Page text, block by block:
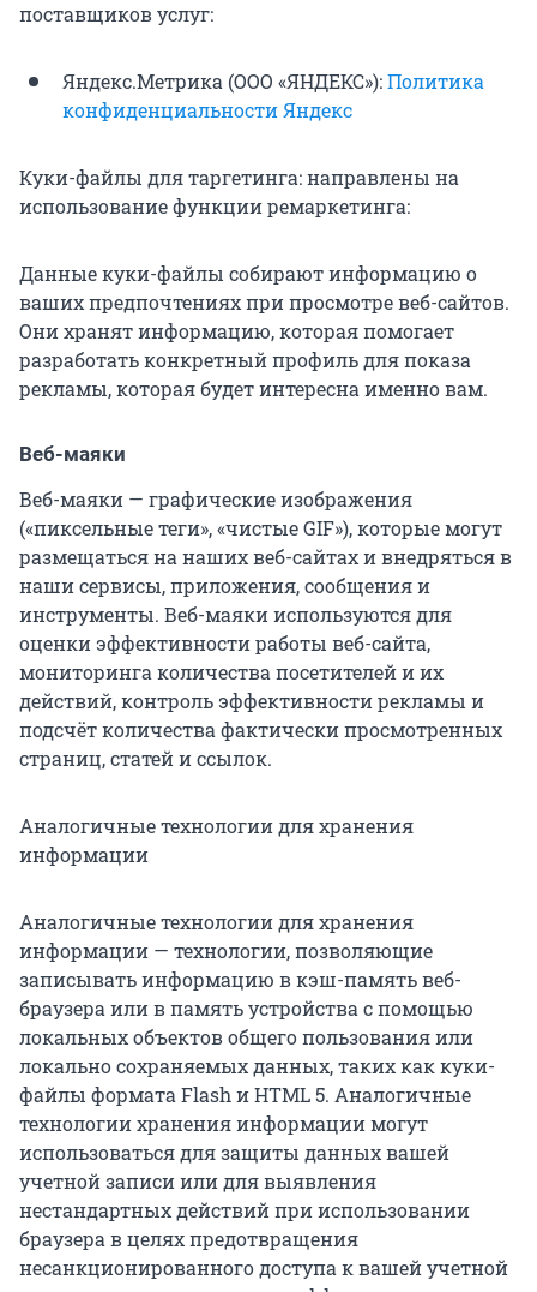
поставщиков услуг:
Яндекс.Метрика (ООО «ЯНДЕКС»):Политика
конфиденциальности Яндекс
Куки-файлы для таргетинга: направлены на
использование функции ремаркетинга:
Данные куки-файлы собирают информацию о
ваших предпочтениях при просмотре веб-сайтов.
Они хранят информацию, которая помогает
разработать конкретный профиль для показа
рекламы, которая будет интересна именно вам.
Веб-маяки
Веб-маяки — графические изображения
(«пиксельные теги», «чистые GIF»), которые могут
размещаться на наших веб-сайтах и внедряться в
наши сервисы, приложения, сообщения и
инструменты. Веб-маяки используются для
оценки эффективности работы веб-сайта,
мониторинга количества посетителей и их
действий, контроль эффективности рекламы и
подсчёт количества фактически просмотренных
страниц, статей и ссылок.
Аналогичные технологии для хранения
информации
Аналогичные технологии для хранения
информации — технологии, позволяющие
записывать информацию в кэш-память веб-
браузера или в память устройства с помощью
локальных объектов общего пользования или
локально сохраняемых данных, таких как куки-
файлы формата Flash и HTML 5. Аналогичные
технологии хранения информации могут
использоваться для защиты данных вашей
учетной записи или для выявления
нестандартных действий при использовании
браузера в целях предотвращения
несанкционированного доступа к вашей учетной